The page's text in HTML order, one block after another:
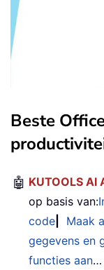
Beste
🤖 KUTOOLS AI
op basis van:
code
Maak
gegevens en
functies aan…